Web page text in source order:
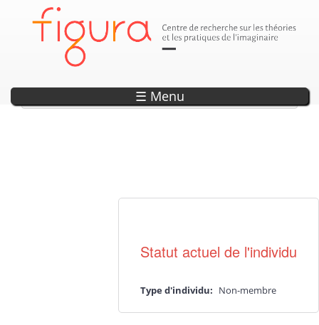
☰ Menu
Woodsworth, Judith
Statut actuel de l'individu
Type d'individu: Non-membre